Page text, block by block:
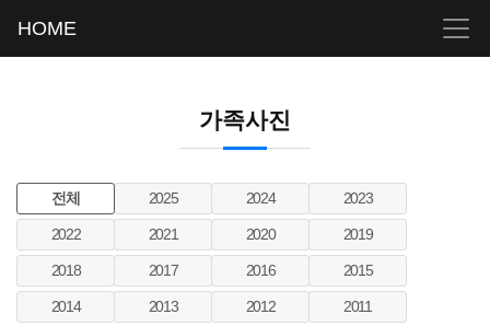
HOME
가족사진
전체 2025 2024 2023
2022 2021 2020 2019
2018 2017 2016 2015
2014 2013 2012 2011